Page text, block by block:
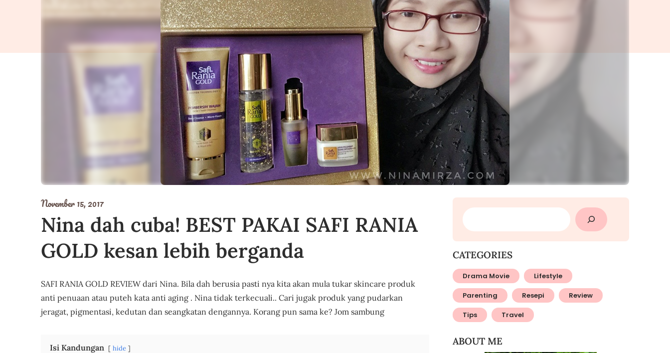
November 15, 2017
Nina dah cuba! BEST PAKAI SAFI RANIA
GOLD kesan lebih berganda
SAFI RANIA GOLD REVIEW dari Nina. Bila dah berusia pasti nya kita akan mula tukar skincare produk
anti penuaan atau puteh kata anti aging . Nina tidak terkecuali.. Cari jugak produk yang pudarkan
jeragat, pigmentasi, kedutan dan seangkatan dengannya. Korang pun sama ke? Jom sambung
Isi Kandungan hide
SEARCH
CATEGORIES
Drama Movie Lifestyle
Parenting Resepi Review
Tips Travel
ABOUT ME